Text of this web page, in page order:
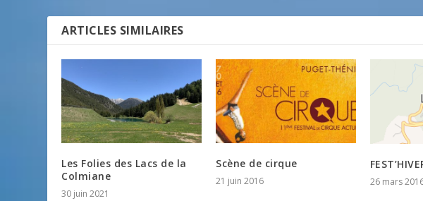
ARTICLES SIMILAIRES
Les Folies des Lacs de la
Colmiane
30 juin 2021
Scène de cirque
21 juin 2016 26 mars